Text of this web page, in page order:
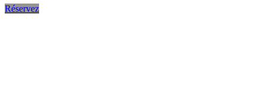
Réservez